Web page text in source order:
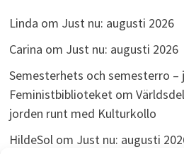
Linda om Just nu: augusti 2026
Carina om Just nu: augusti 2026
Semesterhets och semesterro –
Feministbiblioteket om
jorden runt med Kulturkollo
HildeSol om Just nu: augusti